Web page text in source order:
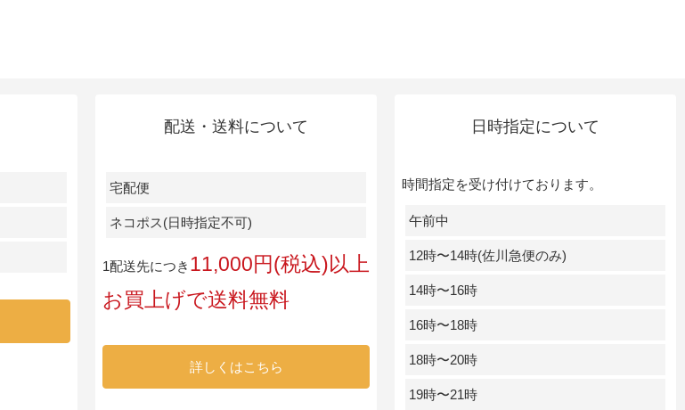
配送・送料について
宅配便
ネコポス(日時指定不可)
1配送先につき 11,000円(税込)以上
お買上げで送料無料
詳しくはこちら
日時指定について
時間指定を受け付けております。
午前中
12時〜14時(佐川急便のみ)
14時〜16時
16時〜18時
18時〜20時
19時〜21時